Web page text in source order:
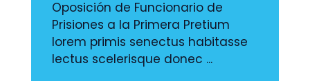
Oposición de Funcionario de
Prisiones a la Primera Pretium
lorem primis senectus habitasse
lectus scelerisque donec ...